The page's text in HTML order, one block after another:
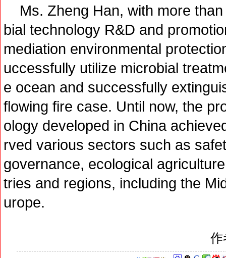
Ms. Zheng Han, with more than
bial technology R&D and
mediation environmental
uccessfully utilize microbial
e ocean and successfully
flowing fire case. Until now, the
ology developed in China
rved various sectors such as
governance, ecological
tries and regions, including the
urope.